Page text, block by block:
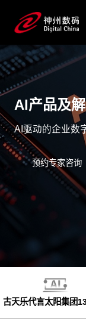
AI产品及
AI驱动的企业数
预约专家咨询
古天乐代言太阳集团